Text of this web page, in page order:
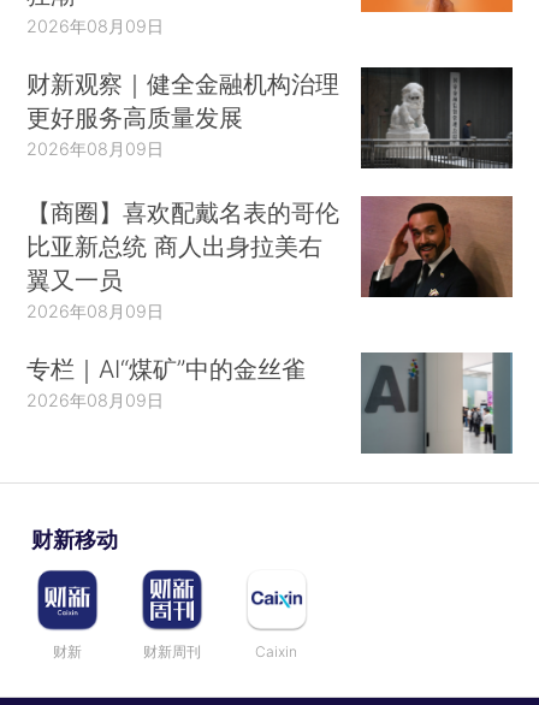
2026年08月09日
财新观察｜健全金融机构治理
更好服务高质量发展
2026年08月09日
【商圈】喜欢配戴名表的哥伦
比亚新总统 商人出身拉美右
翼又一员
2026年08月09日
专栏｜AI“煤矿”中的金丝雀
2026年08月09日
财新移动
财新 财新周刊 Caixin